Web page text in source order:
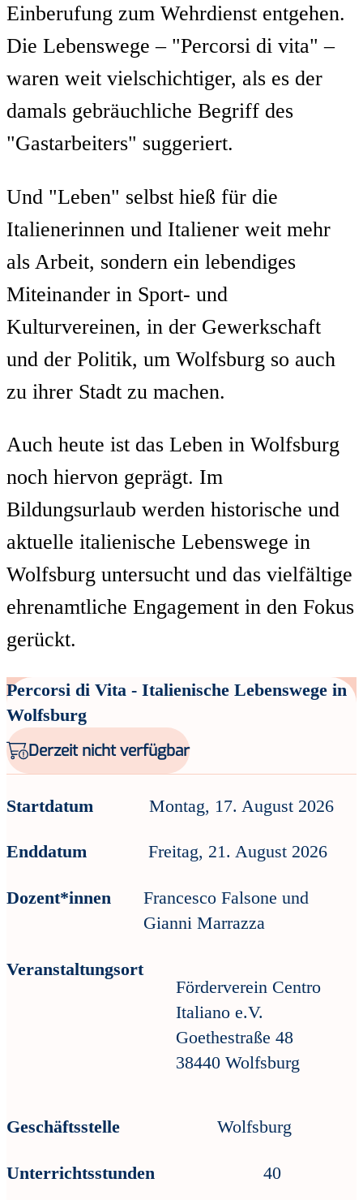
Einberufung zum Wehrdienst entgehen.
Die Lebenswege – "Percorsi di vita" –
waren weit vielschichtiger, als es der
damals gebräuchliche Begriff des
"Gastarbeiters" suggeriert.
Und "Leben" selbst hieß für die
Italienerinnen und Italiener weit mehr
als Arbeit, sondern ein lebendiges
Miteinander in Sport- und
Kulturvereinen, in der Gewerkschaft
und der Politik, um Wolfsburg so auch
zu ihrer Stadt zu machen.
Auch heute ist das Leben in Wolfsburg
noch hiervon geprägt. Im
Bildungsurlaub werden historische und
aktuelle italienische Lebenswege in
Wolfsburg untersucht und das vielfältige
ehrenamtliche Engagement in den Fokus
gerückt.
Percorsi di Vita - Italienische Lebenswege in
Wolfsburg
Derzeit nicht verfügbar
Startdatum Montag, 17. August 2026
Enddatum Freitag, 21. August 2026
Dozent*innen
Francesco Falsone und
Gianni Marrazza
Veranstaltungsort
Förderverein Centro
Italiano e.V.
Goethestraße 48
38440 Wolfsburg
Geschäftsstelle Wolfsburg
Unterrichtsstunden 40